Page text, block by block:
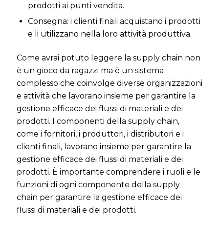
prodotti ai punti vendita.
Consegna: i clienti finali acquistano i prodotti
e li utilizzano nella loro attività produttiva.
Come avrai potuto leggere la supply chain non
è un gioco da ragazzi ma è un sistema
complesso che coinvolge diverse organizzazioni
e attività che lavorano insieme per garantire la
gestione efficace dei flussi di materiali e dei
prodotti. I componenti della supply chain,
come i fornitori, i produttori, i distributori e i
clienti finali, lavorano insieme per garantire la
gestione efficace dei flussi di materiali e dei
prodotti. È importante comprendere i ruoli e le
funzioni di ogni componente della supply
chain per garantire la gestione efficace dei
flussi di materiali e dei prodotti.